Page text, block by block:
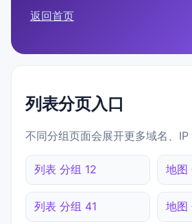
返回首页
列表分页入口
不同分组页面会展开更多域名、IP
列表 分组 12 地图
列表 分组 41 地图